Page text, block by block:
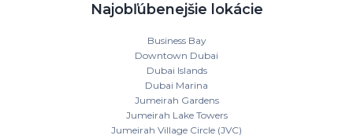
Najobľúbenejšie lokácie
Business Bay
Downtown Dubai
Dubai Islands
Dubai Marina
Jumeirah Gardens
Jumeirah Lake Towers
Jumeirah Village Circle (JVC)